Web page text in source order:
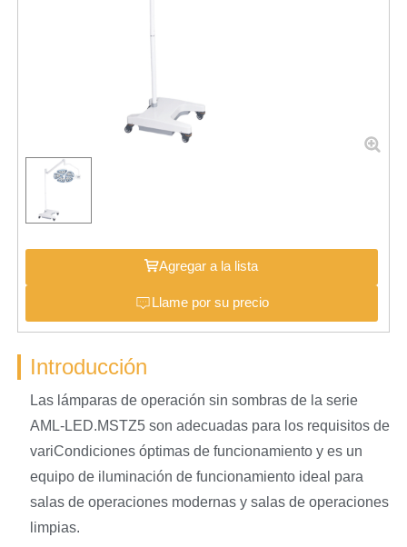
Agregar a la lista
Llame por su precio
Introducción
Las lámparas de operación sin sombras de la serie
AML-LED.MSTZ5 son adecuadas para los requisitos de
variCondiciones óptimas de funcionamiento y es un
equipo de iluminación de funcionamiento ideal para
salas de operaciones modernas y salas de operaciones
limpias.